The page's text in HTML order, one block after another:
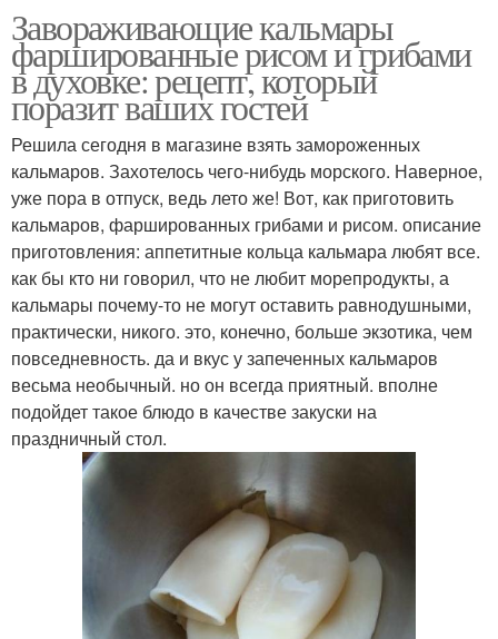
Завораживающие кальмары
фаршированные рисом и грибами
в духовке: рецепт, который
поразит ваших гостей
Решила сегодня в магазине взять замороженных
кальмаров. Захотелось чего-нибудь морского. Наверное,
уже пора в отпуск, ведь лето же! Вот, как приготовить
кальмаров, фаршированных грибами и рисом. описание
приготовления: аппетитные кольца кальмара любят все.
как бы кто ни говорил, что не любит морепродукты, а
кальмары почему-то не могут оставить равнодушными,
практически, никого. это, конечно, больше экзотика, чем
повседневность. да и вкус у запеченных кальмаров
весьма необычный. но он всегда приятный. вполне
подойдет такое блюдо в качестве закуски на
праздничный стол.